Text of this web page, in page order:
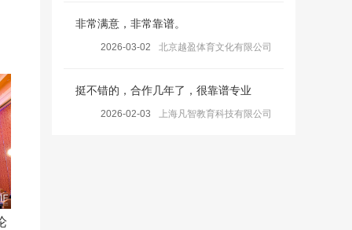
非常满意，非常靠谱。
2026-03-02 北京越盈体育文化有限公司
挺不错的，合作几年了，很靠谱专业
2026-02-03 上海凡智教育科技有限公司